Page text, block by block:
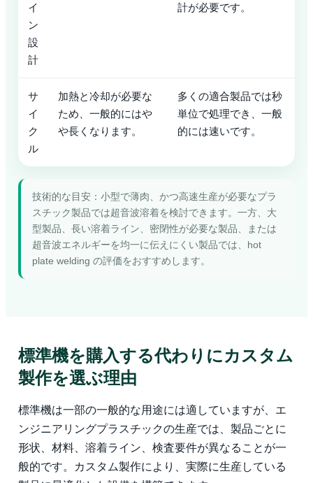
イ
ン
設
計
計が必要です。
サ
イ
ク
ル
加熱と冷却が必要な
ため、一般的にはや
や長くなります。
多くの適合製品では秒
単位で処理でき、一般
的には速いです。
技術的な目安：小型で薄肉、かつ高速生産が必要なプラ
スチック製品では超音波溶着を検討できます。一方、大
型製品、長い溶着ライン、密閉性が必要な製品、または
超音波エネルギーを均一に伝えにくい製品では、hot
plate welding の評価をおすすめします。
標準機を購入する代わりにカスタム
製作を選ぶ理由
標準機は一部の一般的な用途には適していますが、エ
ンジニアリングプラスチックの生産では、製品ごとに
形状、材料、溶着ライン、検査要件が異なることが一
般的です。カスタム製作により、実際に生産している